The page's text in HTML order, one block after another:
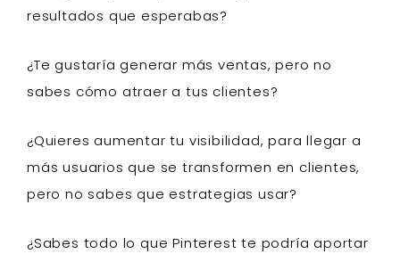
resultados que esperabas?
¿Te gustaría generar más ventas, pero no
sabes cómo atraer a tus clientes?
¿Quieres aumentar tu visibilidad, para llegar a
más usuarios que se transformen en clientes,
pero no sabes que estrategias usar?
¿Sabes todo lo que Pinterest te podría aportar